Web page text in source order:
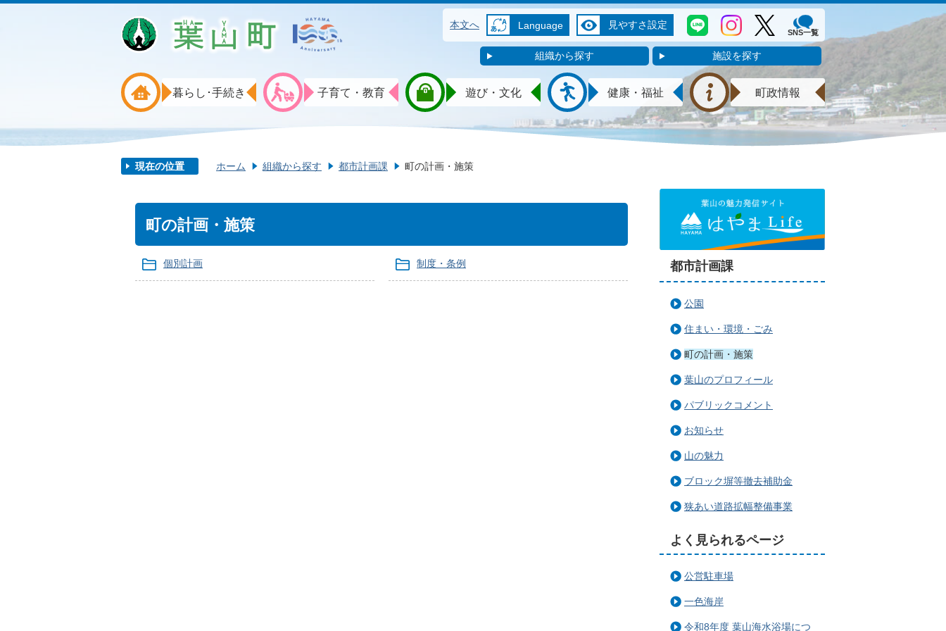
本文へ Language 見やすさ設定
SNS一覧
組織から探す 施設を探す
暮らし･手続き 子育て・教育 遊び・文化 健康・福祉 町政情報
現在の位置 ホーム 組織から探す 都市計画課 町の計画・施策
町の計画・施策
個別計画 制度・条例 都市計画課
公園
住まい・環境・ごみ
町の計画・施策
葉山のプロフィール
パブリックコメント
お知らせ
山の魅力
ブロック塀等撤去補助金
狭あい道路拡幅整備事業
よく見られるページ
公営駐車場
一色海岸
令和8年度 葉山海水浴場につ